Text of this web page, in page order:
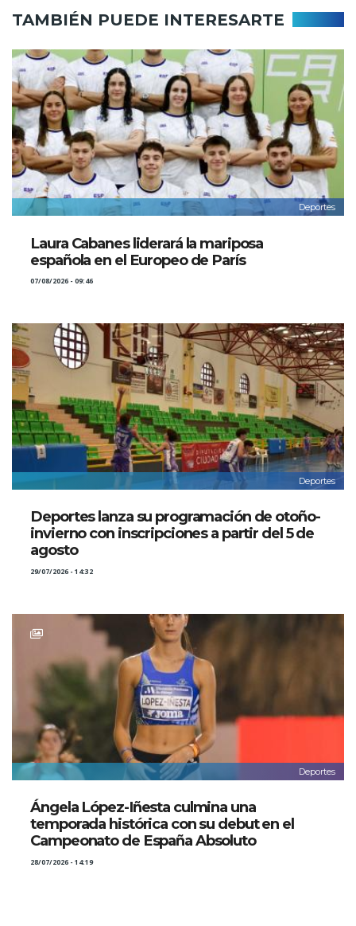
TAMBIÉN PUEDE INTERESARTE
Deportes
Laura Cabanes liderará la mariposa
española en el Europeo de París
07/08/2026 - 09:46
Deportes
Deportes lanza su programación de otoño-
invierno con inscripciones a partir del 5 de
agosto
29/07/2026 - 14:32
Deportes
Ángela López-Iñesta culmina una
temporada histórica con su debut en el
Campeonato de España Absoluto
28/07/2026 - 14:19